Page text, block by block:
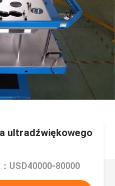
ultradźwiękowego
USD40000-80000